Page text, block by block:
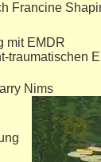
Francine
mit EMDR
traumatischen
Nims